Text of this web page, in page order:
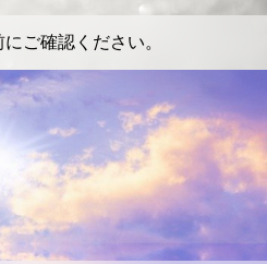
ご確認ください。